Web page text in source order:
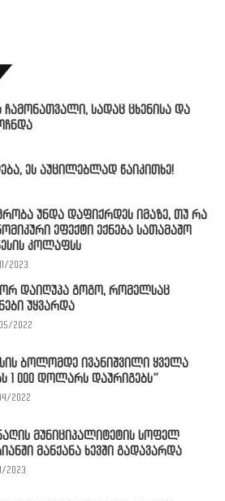
ჩამონათვალი, სადაც ცხენისა და
ეს აუცილებლად წაიკითხე!
უნდა დაფიქრდეს იმაზე, თუ რა
ეფექტი ექნება სათამაშო
კოლაფსს
2023
დაიღუპა გოგო, რომელსაც
უყვარდა
2022
ბოლომდე ივანიშვილი ყველა
1 000 დოლარს დაურიგებს”
2022
მუნიციპალიტეტის სოფელ
მანქანა ხევში გადავარდა
2023